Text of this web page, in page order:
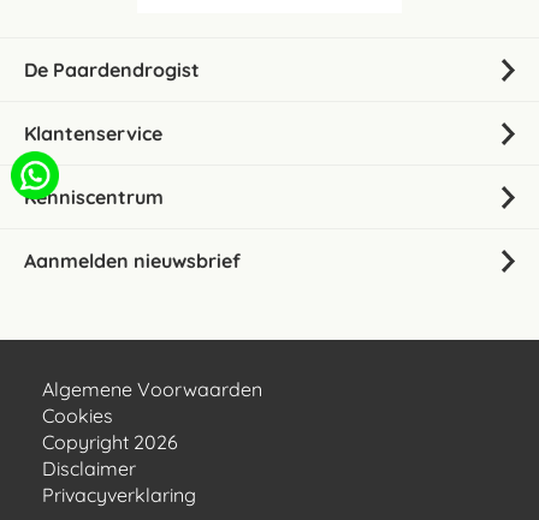
De Paardendrogist
Klantenservice
Kenniscentrum
Aanmelden nieuwsbrief
Algemene Voorwaarden
Cookies
Copyright 2026
Disclaimer
Privacyverklaring